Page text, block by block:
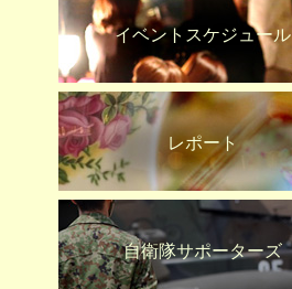
イベントスケジュール
レポート
自衛隊サポーターズ